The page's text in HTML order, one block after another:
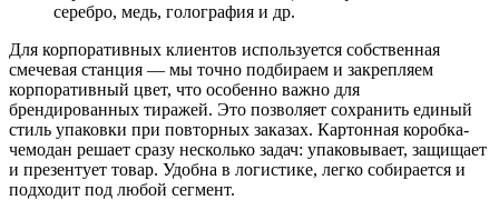
серебро, медь, голография и др.
Для корпоративных клиентов используется собственная
смечевая станция — мы точно подбираем и закрепляем
корпоративный цвет, что особенно важно для
брендированных тиражей. Это позволяет сохранить единый
стиль упаковки при повторных заказах. Картонная коробка-
чемодан решает сразу несколько задач: упаковывает, защищает
и презентует товар. Удобна в логистике, легко собирается и
подходит под любой сегмент.